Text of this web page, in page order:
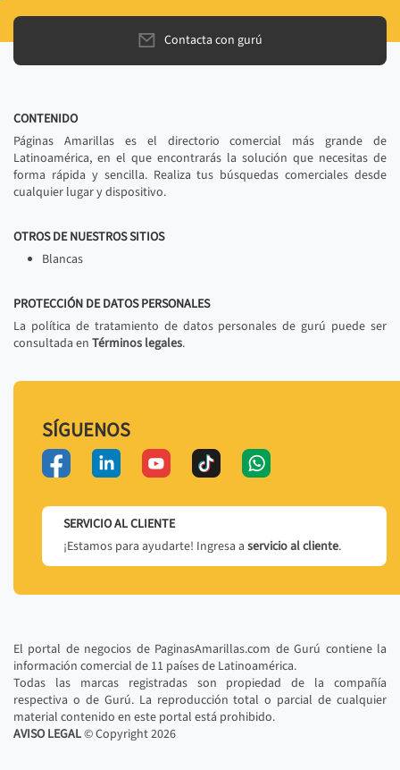
Contacta con gurú
CONTENIDO
Páginas Amarillas es el directorio comercial más grande de
Latinoamérica, en el que encontrarás la solución que necesitas de
forma rápida y sencilla. Realiza tus búsquedas comerciales desde
cualquier lugar y dispositivo.
OTROS DE NUESTROS SITIOS
Blancas
PROTECCIÓN DE DATOS PERSONALES
La política de tratamiento de datos personales de gurú puede ser
consultada en Términos legales.
SÍGUENOS
SERVICIO AL CLIENTE
¡Estamos para ayudarte! Ingresa a servicio al cliente.
El portal de negocios de PaginasAmarillas.com de Gurú contiene la
información comercial de 11 países de Latinoamérica.
Todas las marcas registradas son propiedad de la compañía
respectiva o de Gurú. La reproducción total o parcial de cualquier
material contenido en este portal está prohibido.
AVISO LEGAL© Copyright2026